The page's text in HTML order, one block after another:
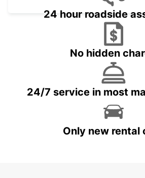
24 hour roadside
No hidden
24/7 service in most
Only new rental